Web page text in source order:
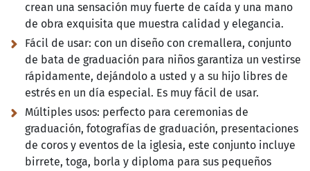
crean una sensación muy fuerte de caída y una mano
de obra exquisita que muestra calidad y elegancia.
Fácil de usar: con un diseño con cremallera, conjunto
de bata de graduación para niños garantiza un vestirse
rápidamente, dejándolo a usted y a su hijo libres de
estrés en un día especial. Es muy fácil de usar.
Múltiples usos: perfecto para ceremonias de
graduación, fotografías de graduación, presentaciones
de coros y eventos de la iglesia, este conjunto incluye
birrete, toga, borla y diploma para sus pequeños